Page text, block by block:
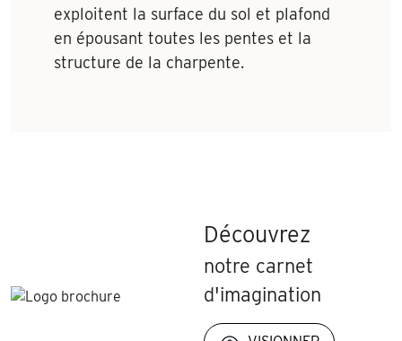
exploitent la surface du sol et plafond
en épousant toutes les pentes et la
structure de la charpente.
Découvrez
notre carnet
d'imagination